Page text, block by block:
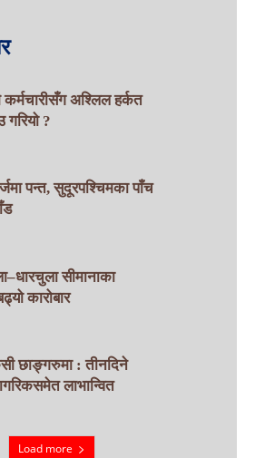
कर्मचारीसँग अश्लिल हर्कत
?
पन्त, सुदूरपश्चिमका पाँच
सीमानाका
कारोबार
छाङ्गरुमा : तीनदिने
लाभान्वित
Load more